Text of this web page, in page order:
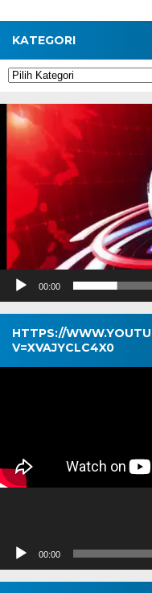
KATEGORI
Kategori
Pemutar
Video
00:00
HTTPS://
V=XVAJYCLC4X0
Pemutar
00:00